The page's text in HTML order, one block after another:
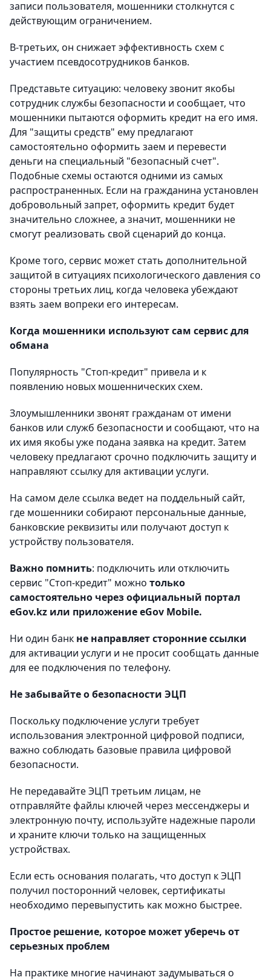
записи пользователя, мошенники столкнутся с
действующим ограничением.
В-третьих, он снижает эффективность схем с
участием псевдосотрудников банков.
Представьте ситуацию: человеку звонит якобы
сотрудник службы безопасности и сообщает, что
мошенники пытаются оформить кредит на его имя.
Для "защиты средств" ему предлагают
самостоятельно оформить заем и перевести
деньги на специальный "безопасный счет".
Подобные схемы остаются одними из самых
распространенных. Если на гражданина установлен
добровольный запрет, оформить кредит будет
значительно сложнее, а значит, мошенники не
смогут реализовать свой сценарий до конца.
Кроме того, сервис может стать дополнительной
защитой в ситуациях психологического давления со
стороны третьих лиц, когда человека убеждают
взять заем вопреки его интересам.
Когда мошенники используют сам сервис для
обмана
Популярность "Стоп-кредит" привела и к
появлению новых мошеннических схем.
Злоумышленники звонят гражданам от имени
банков или служб безопасности и сообщают, что на
их имя якобы уже подана заявка на кредит. Затем
человеку предлагают срочно подключить защиту и
направляют ссылку для активации услуги.
На самом деле ссылка ведет на поддельный сайт,
где мошенники собирают персональные данные,
банковские реквизиты или получают доступ к
устройству пользователя.
Важно помнить: подключить или отключить
сервис "Стоп-кредит" можно только
самостоятельно через официальный портал
eGov.kz или приложение eGov Mobile.
Ни один банк не направляет сторонние ссылки
для активации услуги и не просит сообщать данные
для ее подключения по телефону.
Не забывайте о безопасности ЭЦП
Поскольку подключение услуги требует
использования электронной цифровой подписи,
важно соблюдать базовые правила цифровой
безопасности.
Не передавайте ЭЦП третьим лицам, не
отправляйте файлы ключей через мессенджеры и
электронную почту, используйте надежные пароли
и храните ключи только на защищенных
устройствах.
Если есть основания полагать, что доступ к ЭЦП
получил посторонний человек, сертификаты
необходимо перевыпустить как можно быстрее.
Простое решение, которое может уберечь от
серьезных проблем
На практике многие начинают задумываться о